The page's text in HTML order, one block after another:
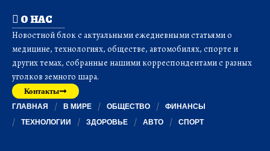
О НАС
Новостной блок с актуальными ежедневными статьями о
медицине, технологиях, обществе, автомобилях, спорте и
других темах, собранные нашими корреспондентами с разных
уголков земного шара.
Контакты
ГЛАВНАЯ В МИРЕ ОБЩЕСТВО
ФИНАНСЫ
ТЕХНОЛОГИИ
ЗДОРОВЬЕ АВТО СПОРТ